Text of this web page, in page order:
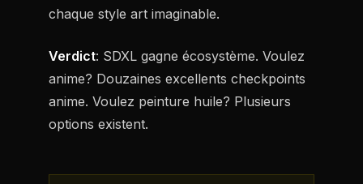
chaque style art imaginable.
Verdict: SDXL gagne écosystème. Voulez
anime? Douzaines excellents checkpoints
anime. Voulez peinture huile? Plusieurs
options existent.